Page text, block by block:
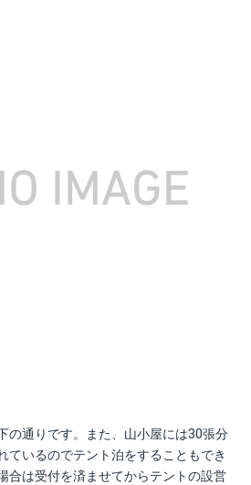
の通りです。また、山小屋には30張分
ているのでテント泊をすることもでき
合は受付を済ませてからテントの設営